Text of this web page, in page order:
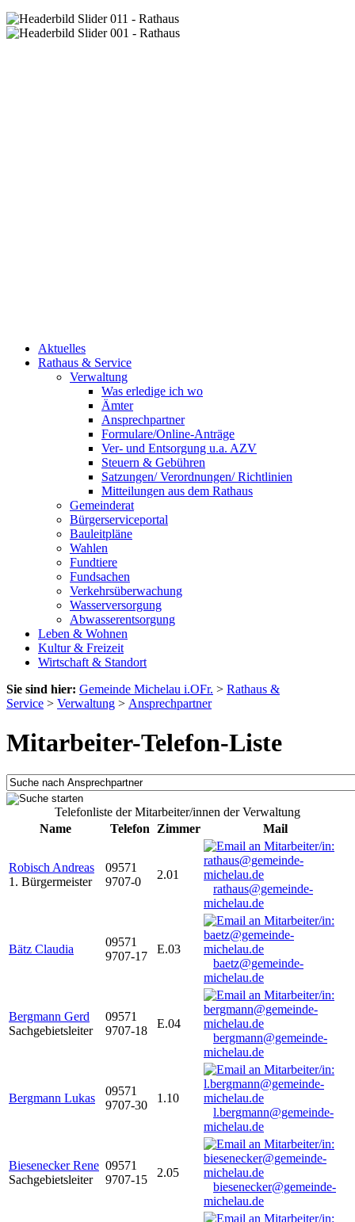
Aktuelles
Rathaus & Service
Verwaltung
Was erledige ich wo
Ämter
Ansprechpartner
Formulare/Online-Anträge
Ver- und Entsorgung u.a. AZV
Steuern & Gebühren
Satzungen/ Verordnungen/ Richtlinien
Mitteilungen aus dem Rathaus
Gemeinderat
Bürgerserviceportal
Bauleitpläne
Wahlen
Fundtiere
Fundsachen
Verkehrsüberwachung
Wasserversorgung
Abwasserentsorgung
Leben & Wohnen
Kultur & Freizeit
Wirtschaft & Standort
Sie sind hier: Gemeinde Michelau i.OFr. > Rathaus &
Service > Verwaltung > Ansprechpartner
Mitarbeiter-Telefon-Liste
Telefonliste der Mitarbeiter/innen der Verwaltung
Name
Telefon Zimmer Mail
Robisch Andreas
1. Bürgermeister
09571
9707-0
2.01
rathaus@gemeinde-
michelau.de
Bätz Claudia
09571
9707-17
E.03
baetz@gemeinde-
michelau.de
Bergmann Gerd
Sachgebietsleiter
09571
9707-18
E.04
bergmann@gemeinde-
michelau.de
Bergmann Lukas
09571
9707-30
1.10
l.bergmann@gemeinde-
michelau.de
Biesenecker Rene
Sachgebietsleiter
09571
9707-15
2.05
biesenecker@gemeinde-
michelau.de